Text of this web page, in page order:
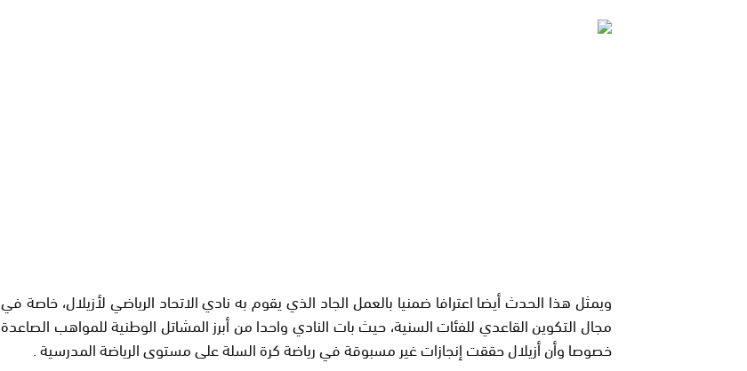
ويمثل هذا الحدث أيضا اعترافا ضمنيا بالعمل الجاد الذي يقوم به نادي الاتحاد الرياضي لأزيلال، خاصة في
مجال التكوين القاعدي للفئات السنية، حيث بات النادي واحدا من أبرز المشاتل الوطنية للمواهب الصاعدة
خصوصا وأن أزيلال حققت إنجازات غير مسبوقة في رياضة كرة السلة على مستوى الرياضة المدرسية .